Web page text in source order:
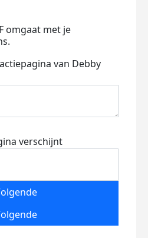
omgaat met je
van Debby
verschijnt